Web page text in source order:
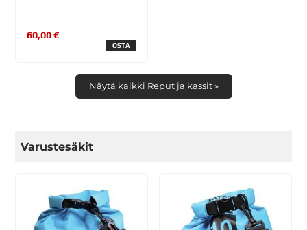
60,00 €
OSTA
Näytä kaikki Reput ja kassit »
Varustesäkit